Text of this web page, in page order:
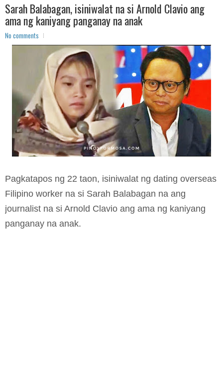
Sarah Balabagan, isiniwalat na si Arnold Clavio ang
ama ng kaniyang panganay na anak
No comments
Pagkatapos ng 22 taon, isiniwalat ng dating overseas
Filipino worker na si Sarah Balabagan na ang
journalist na si Arnold Clavio ang ama ng kaniyang
panganay na anak.